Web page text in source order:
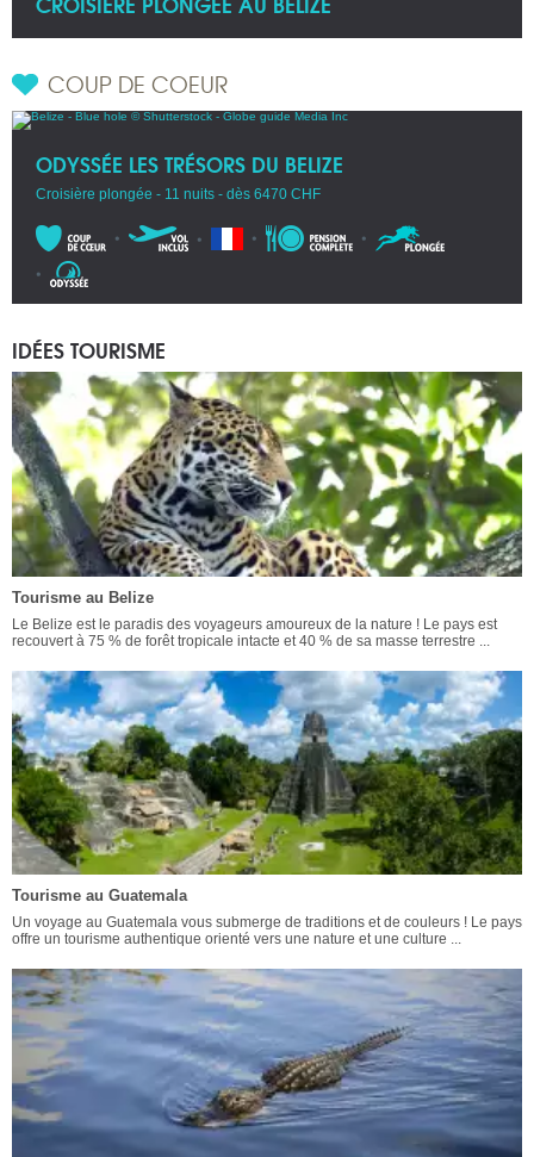
COUP DE COEUR
ODYSSÉE LES TRÉSORS DU BELIZE
Croisière plongée - 11 nuits - dès 6470 CHF
IDÉES TOURISME
Tourisme au Belize
Le Belize est le paradis des voyageurs amoureux de la nature ! Le pays est
recouvert à 75 % de forêt tropicale intacte et 40 % de sa masse terrestre ...
Tourisme au Guatemala
Un voyage au Guatemala vous submerge de traditions et de couleurs ! Le pays
offre un tourisme authentique orienté vers une nature et une culture ...